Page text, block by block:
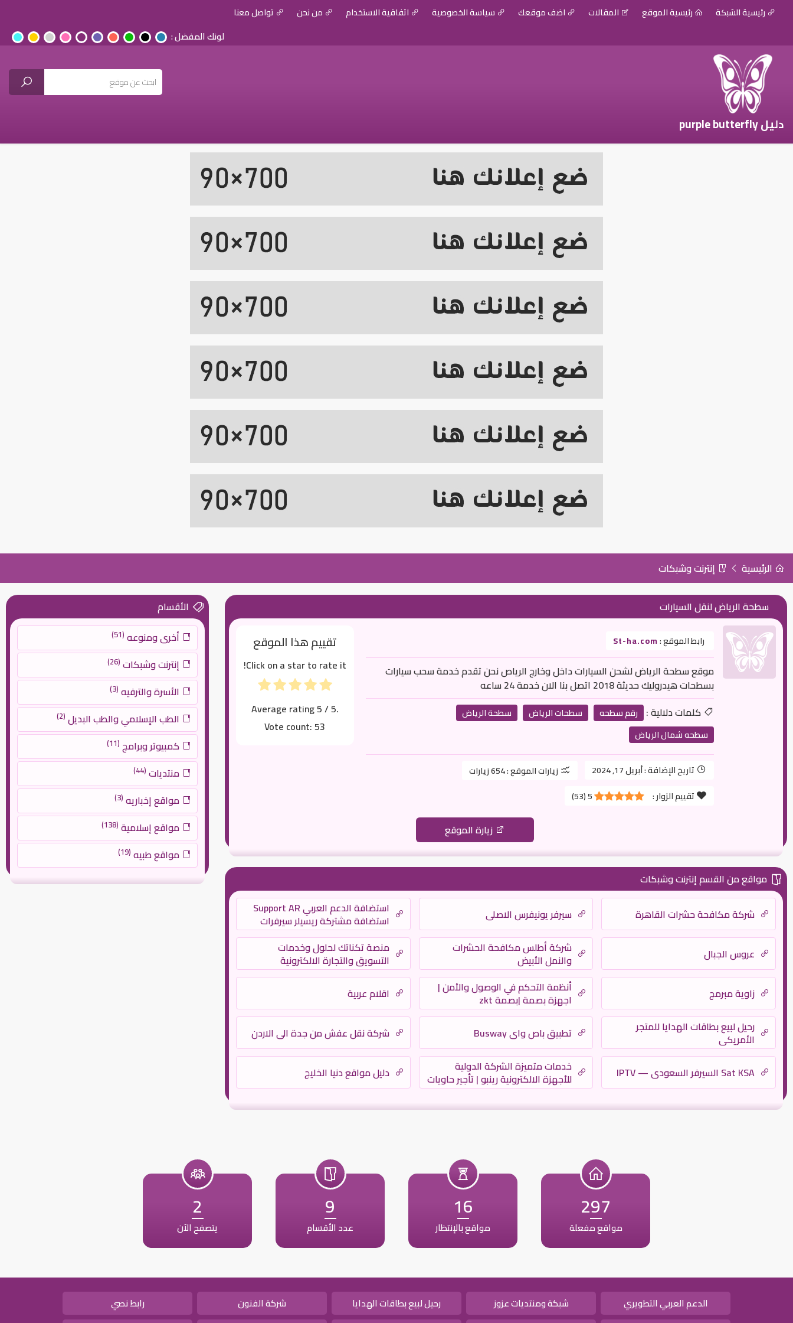
رئيسية الشبكة رئيسية الموقع المقالات اضف موقعك سياسة الخصوصية اتفاقية الاستخدام من نحن تواصل معنا
لونك المفضل :
دليل purple butterfly
الرئيسية إنترنت وشبكات
سطحة الرياض لنقل السيارات
رابط الموقع :St-ha.com
موقع سطحة الرياض لشحن السيارات داخل وخارج الرياص نحن تقدم خدمة سحب سيارات
بسطحات هيدروليك حديثة 2018 اتصل بنا الان خدمة 24 ساعه
كلمات دلالية :
رقم سطحه سطحات الرياض
سطحة الرياض
سطحه شمال الرياض
تاريخ الإضافة :أبريل 17, 2024 زيارات الموقع :654 زيارات
تقييم الزوار :
5
(
53
)
تقييم هذا الموقع
Click on a star to rate it!
Average rating5/ 5.
Vote count:53
زيارة الموقع
مواقع من القسم إنترنت وشبكات
شركة مكافحة حشرات القاهرة
سيرفر يونيفرس الاصلى استضافة الدعم العربي Support AR
استضافة مشتركة ريسيلر سيرفرات
كاملة كلاود حماية دعم فني
عروس الجبال
شركة أطلس مكافحة الحشرات
والنمل الأبيض
منصة تكناتك لحلول وخدمات
التسويق والتجارة الالكترونية
زاوية مبرمج
أنظمة التحكم في الوصول والأمن |
اجهزة بصمة |بصمة zkt
اقلام عربية
رحيل لبيع بطاقات الهدايا للمتجر
الأمريكي تطبيق باص واي Busway شركة نقل عفش من جدة الى الاردن
Sat KSA السيرفر السعودي — IPTV خدمات متميزة الشركة الدولية
للأجهزة الالكترونية رينبو | تأجير حاويات
| رقم فنى دش الرياض | شركة نظافة |
نقل عفش – بروتكتور
دليل مواقع دنيا الخليج
الأقسام
أخرى ومنوعه (51)
إنترنت وشبكات (26)
الأسرة والترفيه (3)
الطب الإسلامي والطب البديل (2)
كمبيوتر وبرامج (11)
منتديات (44)
مواقع إخباريه (3)
مواقع إسلامية (138)
مواقع طبيه (19)
297
مواقع مفعلة
16
مواقع بالإنتظار
9
عدد الأقسام
2
يتصفح الآن
الدعم العربي التطويري شبكة ومنتديات عزوز رحيل لبيع بطاقات الهدايا شركة الفنون
رابط نصي